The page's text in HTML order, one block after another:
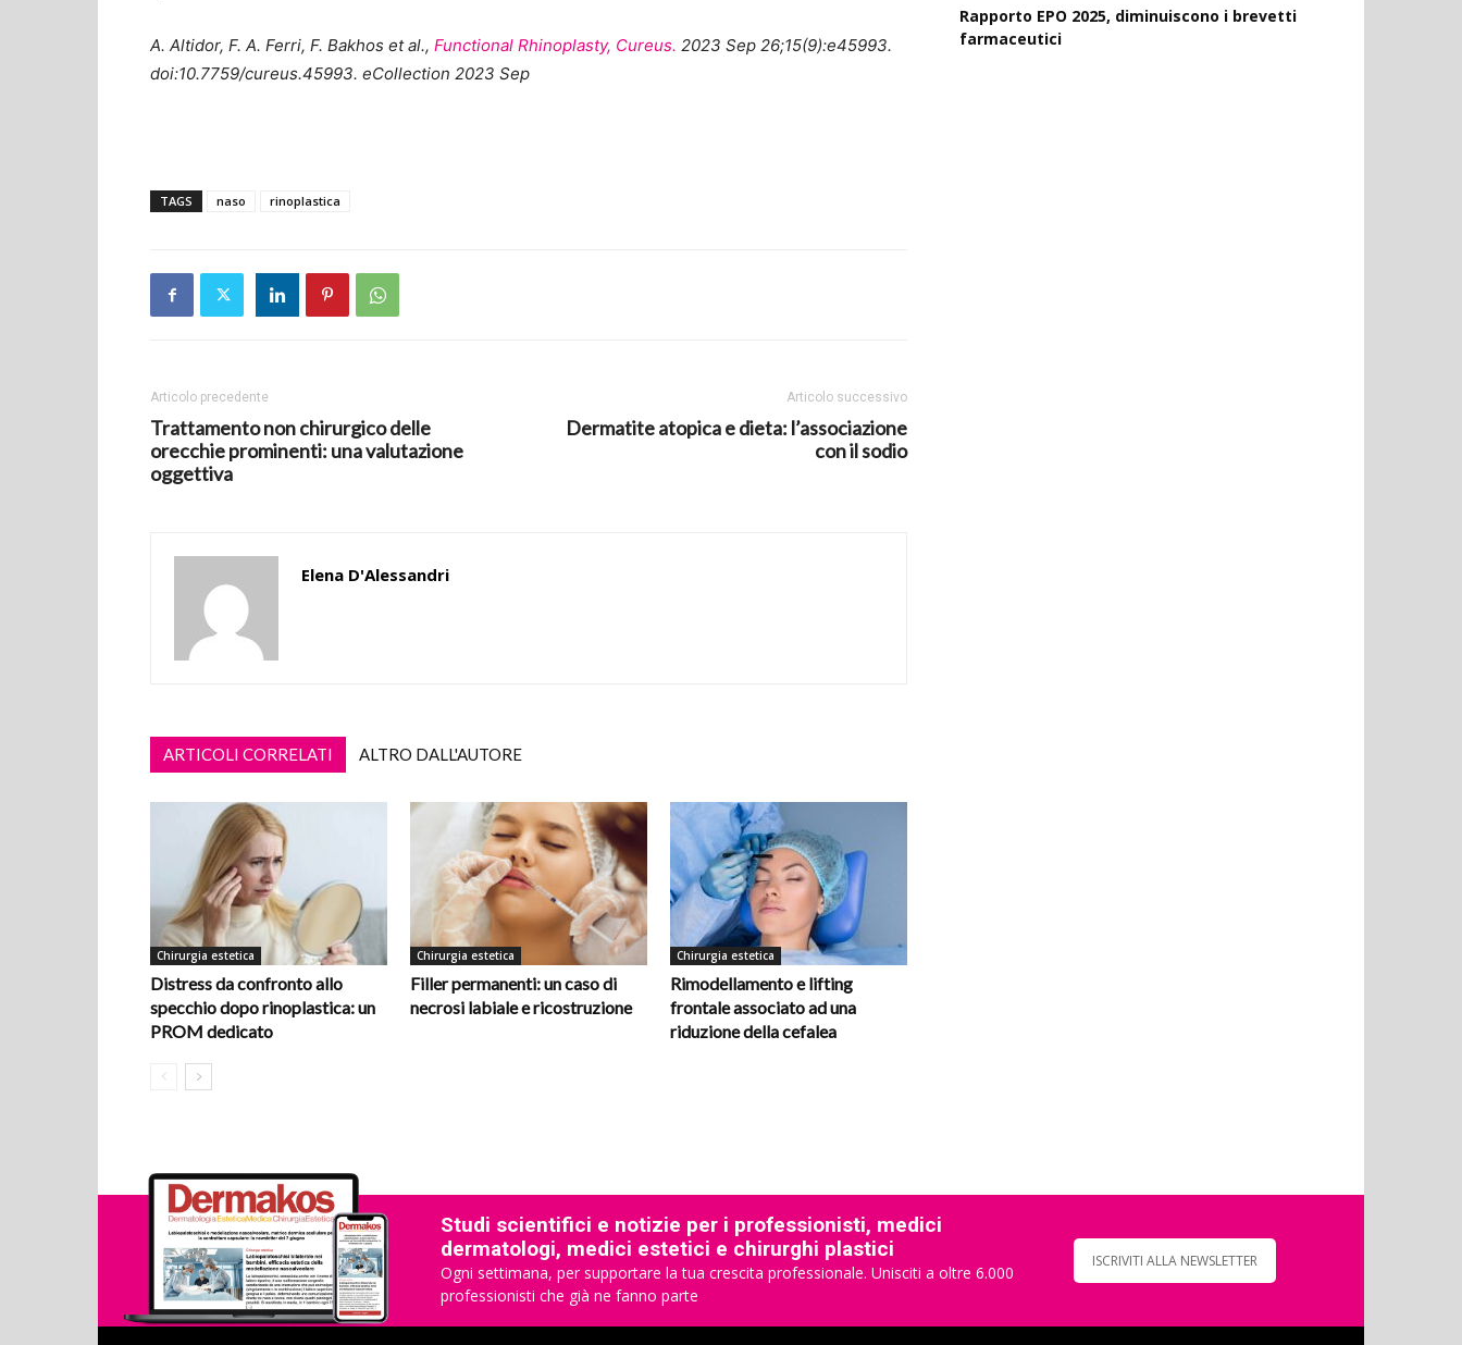
A. Altidor, F. A. Ferri, F. Bakhos et al., Functional Rhinoplasty, Cureus. 2023 Sep 26;15(9):e45993.
doi:10.7759/cureus.45993. eCollection 2023 Sep
TAGS naso rinoplastica
Articolo precedente
Trattamento non chirurgico delle
orecchie prominenti: una valutazione
oggettiva
Articolo successivo
Dermatite atopica e dieta: l’associazione
con il sodio
Elena D'Alessandri
ARTICOLI CORRELATI ALTRO DALL'AUTORE
Chirurgia estetica
Distress da confronto allo
specchio dopo rinoplastica: un
PROM dedicato
Chirurgia estetica
Filler permanenti: un caso di
necrosi labiale e ricostruzione
Chirurgia estetica
Rimodellamento e lifting
frontale associato ad una
riduzione della cefalea
Rapporto EPO 2025, diminuiscono i brevetti
farmaceutici
Studi scientifici e notizie per i professionisti, medici
dermatologi, medici estetici e chirurghi plastici
Ogni settimana, per supportare la tua crescita professionale. Unisciti a oltre 6.000
professionisti che già ne fanno parte
ISCRIVITI ALLA NEWSLETTER